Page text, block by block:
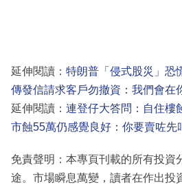
延伸閱讀： 特朗普「侵式股災」恐
傳發信請求客戶勿撤資：我們會在
延伸閱讀： 連登仔大答問：自住樓
市蝕55萬仍感覺良好：你要賣咗先
免責聲明：本專頁刊載的所有投資
途。市場瞬息萬變，讀者在作出投